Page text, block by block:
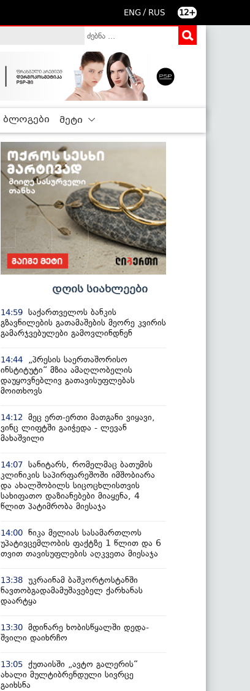
ENG / RUS 12+
ბლოგები მეტი
დღის სიახლეები
14:59 საქართველოს ბანკის
გზავნილების გათამაშების მეორე კვირის
გამარჯვებულები გამოვლინდნენ
14:44
„პრესის საერთაშორისო
ინსტიტუტი“ მზია ამაღლობელის
დაუყოვნებლივ გათავისუფლებას
მოითხოვს
14:12
მეც ერთ-ერთი მათგანი ვიყავი,
ვინც ლიფტში გაიჭედა - ლევან
მახაშვილი
14:07 სანიტარს, რომელმაც ბათუმის
კლინიკის საპირფარეშოში იმშობიარა
და ახალშობილს სიცოცხლისთვის
სახიფათო დაზიანებები მიაყენა, 4
წლით პატიმრობა მიესაჯა
14:00 ნიკა მელიას სასამართლოს
უპატივცემლობის ფაქტზე 1 წლით და 6
თვით თავისუფლების აღკვეთა მიესაჯა
13:38 უკრაინამ ბაშკორტოსტანში
ნავთობგადამამუშავებელ ქარხანას
დაარტყა
13:30 მდინარე ხობისწყალში დედა-
შვილი დაიხრჩო
13:05 ქუთაისში „ავტო გალერის“
ახალი მულტიბრენდული სივრცე
გაიხსნა